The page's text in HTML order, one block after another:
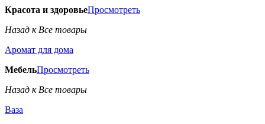
Красота и здоровьеПросмотреть
Назад к Все товары
Аромат для дома
МебельПросмотреть
Назад к Все товары
Ваза